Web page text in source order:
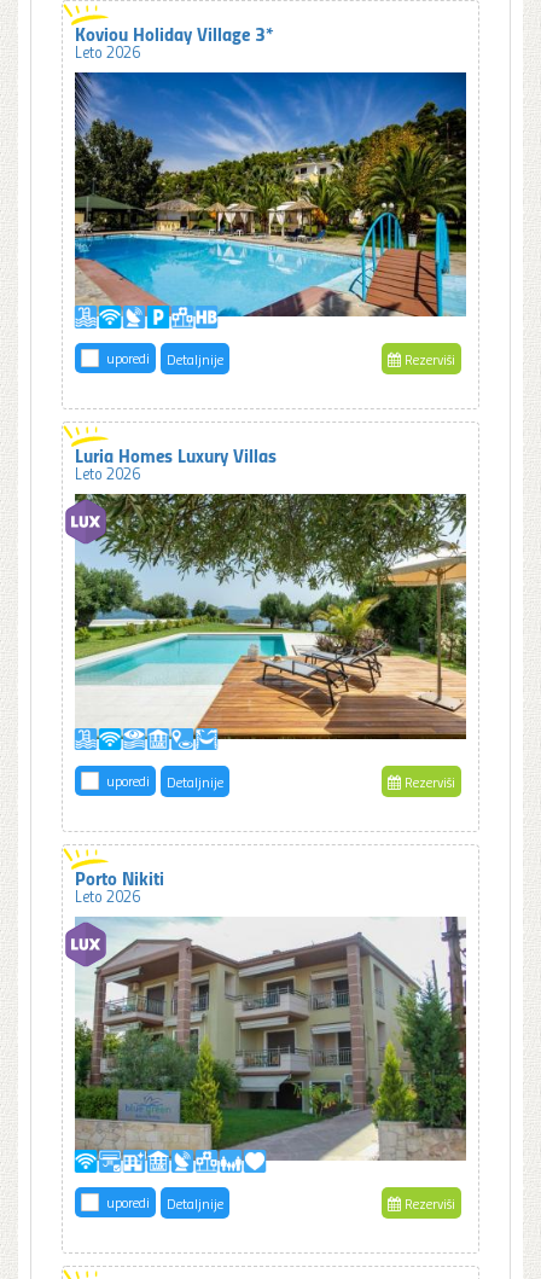
Koviou Holiday Village 3*
Leto 2026
uporedi Detaljnije Rezerviši
Luria Homes Luxury Villas
Leto 2026
uporedi Detaljnije Rezerviši
Porto Nikiti
Leto 2026
uporedi Detaljnije Rezerviši